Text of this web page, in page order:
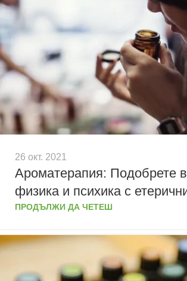
26 окт. 2021
Ароматерапия: Подобрете
физика и психика с
ПРОДЪЛЖИ ДА ЧЕТЕШ